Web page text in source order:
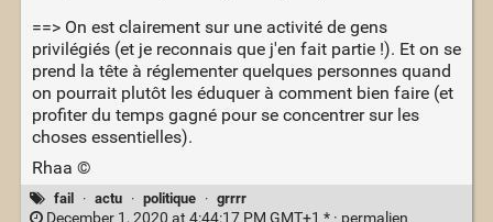
==> On est clairement sur une activité de gens
privilégiés (et je reconnais que j'en fait partie !). Et on se
prend la tête à réglementer quelques personnes quand
on pourrait plutôt les éduquer à comment bien faire (et
profiter du temps gagné pour se concentrer sur les
choses essentielles).
Rhaa ©
fail · actu · politique · grrrr